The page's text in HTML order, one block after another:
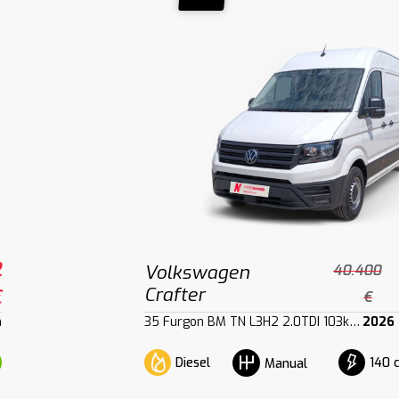
Volkswagen
Crafter
40.400
€
35 Furgon BM TN L3H2 2.0TDI 103kW140CV 2026
Diesel Manual 140